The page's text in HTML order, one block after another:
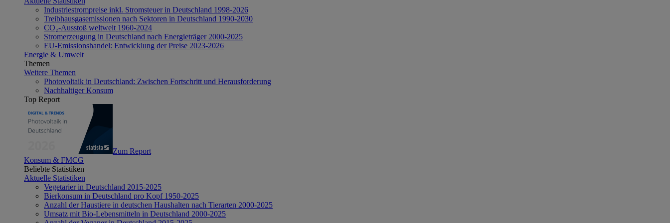
Industriestrompreise inkl. Stromsteuer in Deutschland 1998-2026
Treibhausgasemissionen nach Sektoren in Deutschland 1990-2030
CO₂-Ausstoß weltweit 1960-2024
Stromerzeugung in Deutschland nach Energieträger 2000-2025
EU-Emissionshandel: Entwicklung der Preise 2023-2026
Energie & Umwelt
Themen
Weitere Themen
Photovoltaik in Deutschland: Zwischen Fortschritt und Herausforderung
Nachhaltiger Konsum
Top Report
Zum Report
Konsum & FMCG
Beliebte Statistiken
Aktuelle Statistiken
Vegetarier in Deutschland 2015-2025
Bierkonsum in Deutschland pro Kopf 1950-2025
Anzahl der Haustiere in deutschen Haushalten nach Tierarten 2000-2025
Umsatz mit Bio-Lebensmitteln in Deutschland 2000-2025